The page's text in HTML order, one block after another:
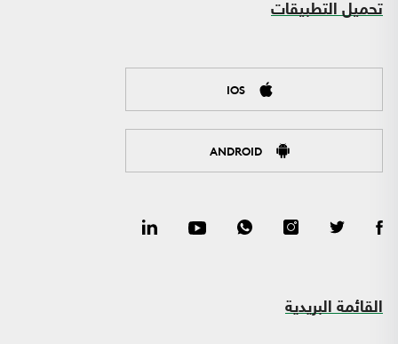
تحميل التطبيقات
IOS
ANDROID
القائمة البريدية